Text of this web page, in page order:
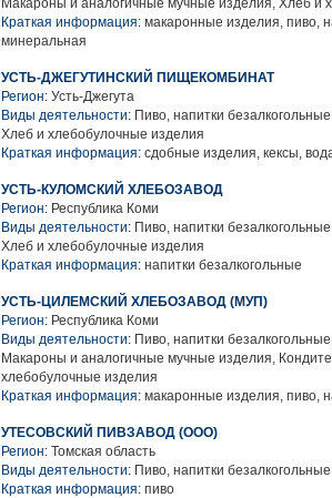
Макароны и аналогичные мучные изделия, Хлеб и
Краткая информация: макаронные изделия, пиво,
минеральная
УСТЬ-ДЖЕГУТИНСКИЙ ПИЩЕКОМБИНАТ
Регион: Усть-Джегута
Виды деятельности: Пиво, напитки
Хлеб и хлебобулочные изделия
Краткая информация: сдобные изделия, кексы,
УСТЬ-КУЛОМСКИЙ ХЛЕБОЗАВОД
Регион: Республика Коми
Виды деятельности: Пиво, напитки
Хлеб и хлебобулочные изделия
Краткая информация: напитки безалкогольные
УСТЬ-ЦИЛЕМСКИЙ ХЛЕБОЗАВОД (МУП)
Регион: Республика Коми
Виды деятельности: Пиво, напитки
Макароны и аналогичные мучные изделия,
хлебобулочные изделия
Краткая информация: макаронные изделия, пиво,
УТЕСОВСКИЙ ПИВЗАВОД (ООО)
Регион: Томская область
Виды деятельности: Пиво, напитки безалкогольные
Краткая информация: пиво